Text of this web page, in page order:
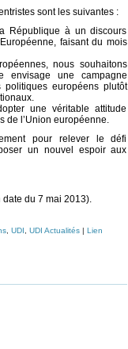
sont les suivantes :
République à un discours
faisant du mois
nous souhaitons
envisage une campagne
européens plutôt
une véritable attitude
de l’Union européenne.
pour relever le défi
un nouvel espoir aux
du 7 mai 2013).
, UDI , UDI Actualités| Lien